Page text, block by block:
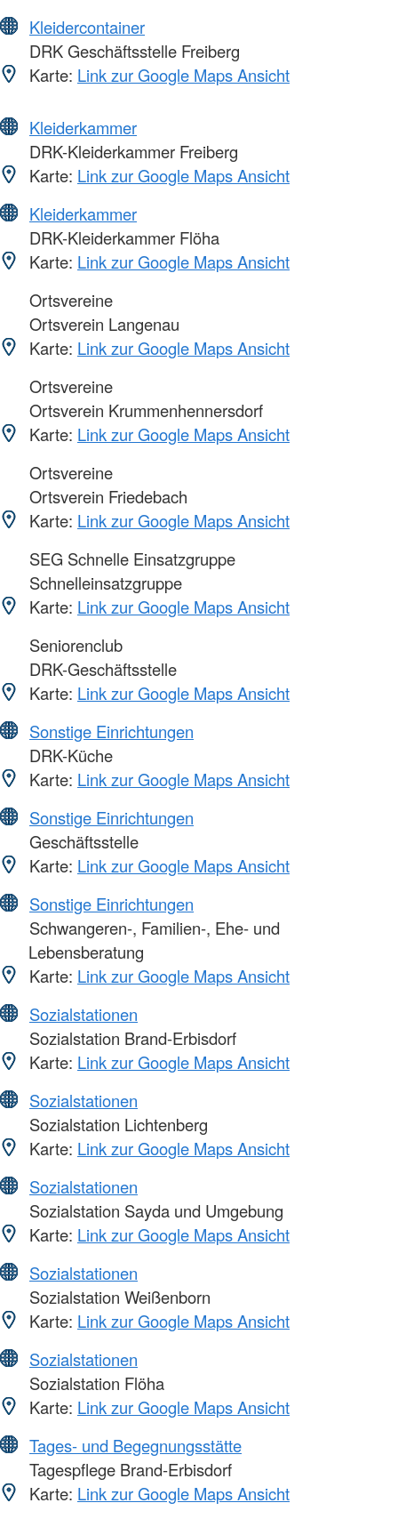
Kleidercontainer
DRK Geschäftsstelle Freiberg
Karte: Link zur Google Maps Ansicht
Kleiderkammer
DRK-Kleiderkammer Freiberg
Karte: Link zur Google Maps Ansicht
Kleiderkammer
DRK-Kleiderkammer Flöha
Karte: Link zur Google Maps Ansicht
Ortsvereine
Ortsverein Langenau
Karte: Link zur Google Maps Ansicht
Ortsvereine
Ortsverein Krummenhennersdorf
Karte: Link zur Google Maps Ansicht
Ortsvereine
Ortsverein Friedebach
Karte: Link zur Google Maps Ansicht
SEG Schnelle Einsatzgruppe
Schnelleinsatzgruppe
Karte: Link zur Google Maps Ansicht
Seniorenclub
DRK-Geschäftsstelle
Karte: Link zur Google Maps Ansicht
Sonstige Einrichtungen
DRK-Küche
Karte: Link zur Google Maps Ansicht
Sonstige Einrichtungen
Geschäftsstelle
Karte: Link zur Google Maps Ansicht
Sonstige Einrichtungen
Schwangeren-, Familien-, Ehe- und
Lebensberatung
Karte: Link zur Google Maps Ansicht
Sozialstationen
Sozialstation Brand-Erbisdorf
Karte: Link zur Google Maps Ansicht
Sozialstationen
Sozialstation Lichtenberg
Karte: Link zur Google Maps Ansicht
Sozialstationen
Sozialstation Sayda und Umgebung
Karte: Link zur Google Maps Ansicht
Sozialstationen
Sozialstation Weißenborn
Karte: Link zur Google Maps Ansicht
Sozialstationen
Sozialstation Flöha
Karte: Link zur Google Maps Ansicht
Tages- und Begegnungsstätte
Tagespflege Brand-Erbisdorf
Karte: Link zur Google Maps Ansicht